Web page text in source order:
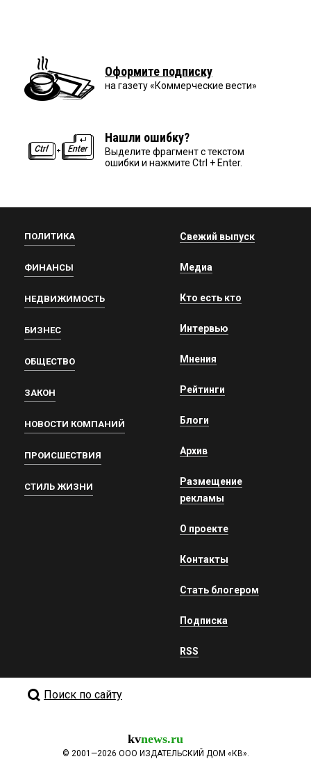
Оформите подписку
на газету «Коммерческие вести»
Нашли ошибку?
Выделите фрагмент с текстом
ошибки и нажмите Ctrl + Enter.
ПОЛИТИКА
ФИНАНСЫ
НЕДВИЖИМОСТЬ
БИЗНЕС
ОБЩЕСТВО
ЗАКОН
НОВОСТИ КОМПАНИЙ
ПРОИСШЕСТВИЯ
СТИЛЬ ЖИЗНИ
Свежий выпуск
Медиа
Кто есть кто
Интервью
Мнения
Рейтинги
Блоги
Архив
Размещение
рекламы
О проекте
Контакты
Стать блогером
Подписка
RSS
Поиск по сайту
kvnews.ru
© 2001—2026 ООО ИЗДАТЕЛЬСКИЙ ДОМ «КВ».